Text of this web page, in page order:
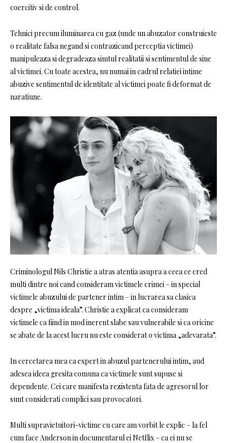
coercitiv si de control.
Tehnici precum iluminarea cu gaz (unde un abuzator construieste
o realitate falsa negand si contrazicand perceptia victimei)
manipuleaza si degradeaza simtul realitatii si sentimentul de sine
al victimei. Cu toate acestea, nu numai in cadrul relatiei intime
abuzive sentimentul de identitate al victimei poate fi deformat de
naratiune.
Criminologul Nils Christie a atras atentia asupra a ceea ce cred
multi dintre noi cand consideram victimele crimei – in special
victimele abuzului de partener intim – in lucrarea sa clasica
despre „victima ideala”. Christie a explicat ca consideram
victimele ca fiind in mod inerent slabe sau vulnerabile si ca oricine
se abate de la acest lucru nu este considerat o victima „adevarata”.
In cercetarea mea ca expert in abuzul partenerului intim, aud
adesea ideea gresita comuna ca victimele sunt supuse si
dependente. Cei care manifesta rezistenta fata de agresorul lor
sunt considerati complici sau provocatori.
Multi supravietuitori-victime cu care am vorbit le explic – la fel
cum face Anderson in documentarul ei Netflix – ca ei nu se